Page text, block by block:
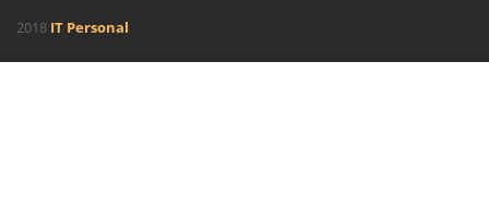
2018 IT Personal